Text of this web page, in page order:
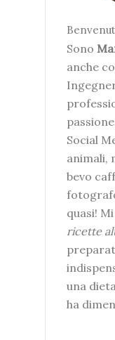
Sono
anche
Social
animali,
bevo
quasi!
ricette
una
ha